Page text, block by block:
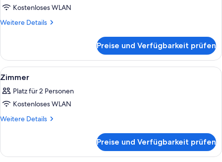
Kostenloses WLAN
Weitere Details
Weitere
Suite
Preise und Verfügbarkeit prüfen
Alle
Fotos
für
Zimmer
anzeigen
Ein Hotelzimmer mit einem großen
2
Zimmer
Platz für 2 Personen
Kostenloses WLAN
Weitere Details
Weitere
Preise und Verfügbarkeit prüfen